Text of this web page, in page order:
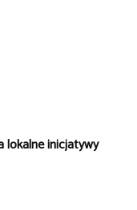
lokalne inicjatywy